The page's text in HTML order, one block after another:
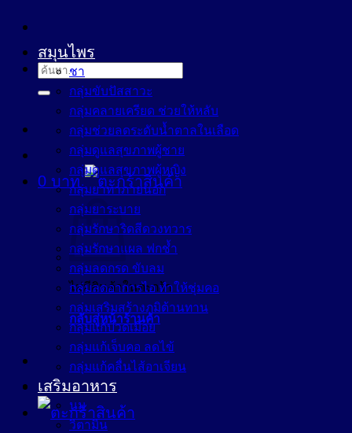
ค้นหา:
0 บาท
ไม่มีสินค้าในตะกร้า
กลับสู่หน้าร้านค้า
สมุนไพร
ชา
กลุ่มขับปัสสาวะ
กลุ่มคลายเครียด ช่วยให้หลับ
กลุ่มช่วยลดระดับน้ำตาลในเลือด
กลุ่มดูแลสุขภาพผู้ชาย
กลุ่มดูแลสุขภาพผู้หญิง
กลุ่มยาทาภายนอก
กลุ่มยาระบาย
กลุ่มรักษาริดสีดวงทวาร
กลุ่มรักษาแผล ฟกช้ำ
กลุ่มลดกรด ขับลม
กลุ่มลดอาการไอ ทำให้ชุ่มคอ
กลุ่มเสริมสร้างภูมิต้านทาน
กลุ่มแก้ปวดเมื่อย
กลุ่มแก้เจ็บคอ ลดไข้
กลุ่มแก้คลื่นไส้อาเจียน
เสริมอาหาร
นม
วิตามิน